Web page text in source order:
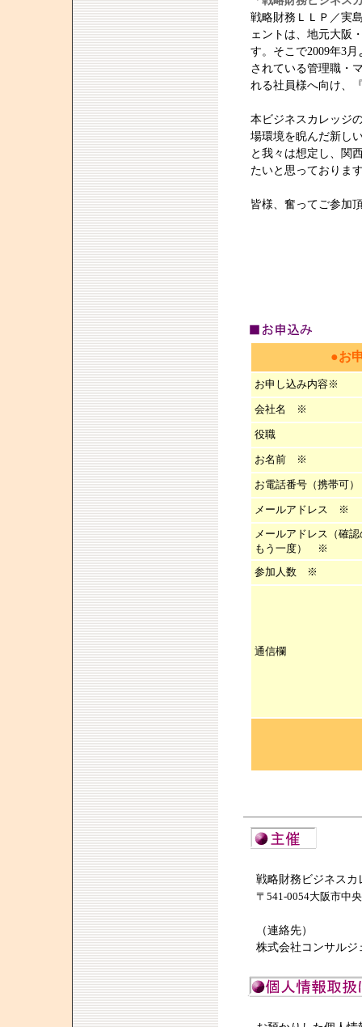
戦略財務ＬＬＰ／実
ェントは、地元大阪
す。そこで2009年3
されている管理職・
れる社員様へ向け、
本ビジネスカレッジ
場環境を睨んだ新し
と我々は想定し、関
たいと思っておりま
皆様、奮ってご参加
●お
お申し込み内容※
会社名 ※
役職
お名前 ※
お電話番号（携帯可
メールアドレス ※
メールアドレス（確
もう一度） ※
参加人数 ※
通信欄
戦略財務ビジネス
〒541-0054大阪市中
（連絡先）
株式会社コンサル